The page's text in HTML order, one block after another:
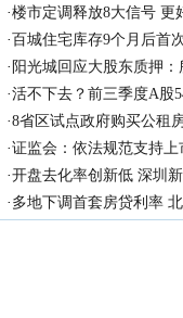
·楼市定调释放8大信号 更
·百城住宅库存9个月后首
· 阳光城回应大股东质押
·活不下去？前三季度A股
·8省区试点政府购买公租
·证监会：依法规范支持
·开盘去化率创新低 深圳
· 多地下调首套房贷利率